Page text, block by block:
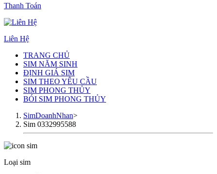
Thanh Toán
Liên Hệ
TRANG CHỦ
SIM NĂM SINH
ĐỊNH GIÁ SIM
SIM THEO YÊU CẦU
SIM PHONG THỦY
BÓI SIM PHONG THỦY
SimDoanhNhan>
Sim 0332995588
Loại sim